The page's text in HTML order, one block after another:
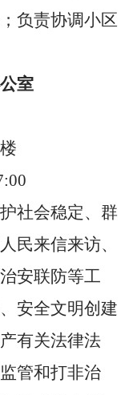
负责协调小区
室
社会稳定、群
民来信来访、
安联防等工
安全文明创建
有关法律法
管和打非治